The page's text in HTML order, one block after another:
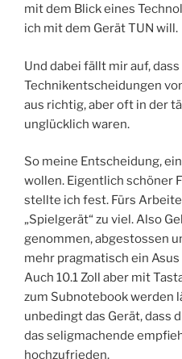
mit dem Blick eines
ich mit dem Gerät TUN will.
Und dabei fällt mir auf,
Technikentscheidungen
aus richtig, aber oft in der
unglücklich waren.
So meine Entscheidung,
wollen. Eigentlich schöner
stellte ich fest. Fürs
„Spielgerät“ zu viel. Also
genommen, abgestossen
mehr pragmatisch ein
Auch 10.1 Zoll aber mit
zum Subnotebook werden
unbedingt das Gerät, dass
das seligmachende
hochzufrieden.